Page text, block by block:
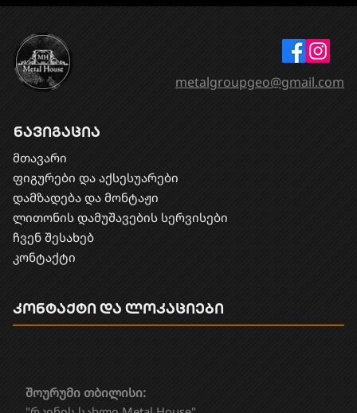
ნავიგაცია
მთავარი
ფიგურები და აქსესუარები
დამზადება და მონტაჟი
​ლითონის დამუშავების სერვისები
ჩვენ შესახებ
კონტაქტი
შოურუმი თბილისი:
კონტაქტი და ლოკაციები
metalgroupgeo@gmail.com